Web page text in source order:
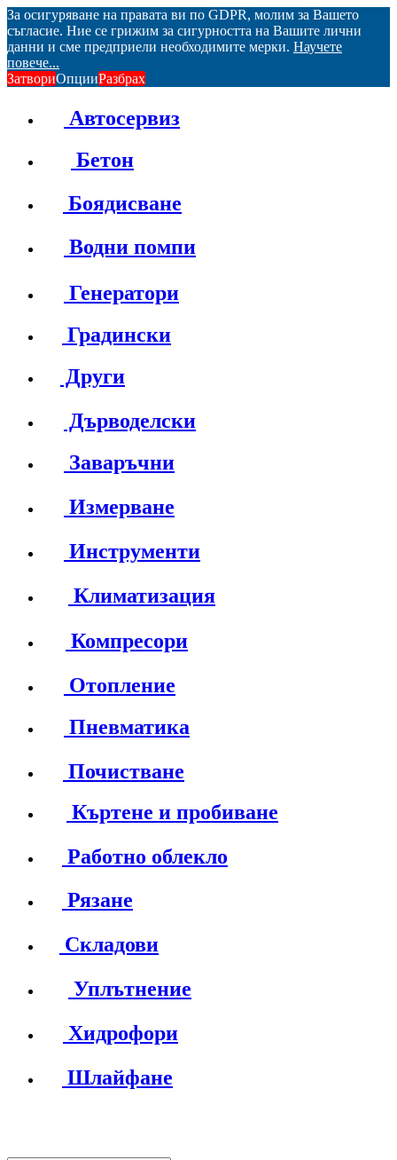
За осигуряване на правата ви по GDPR, молим за Вашето
съгласие. Ние се грижим за сигурността на Вашите лични
данни и сме предприели необходимите мерки. Научете
повече...
ЗатвориОпцииРазбрах
Автосервиз
Бетон
Боядисване
Водни помпи
Генератори
Градински
Други
Дърводелски
Заваръчни
Измерване
Инструменти
Климатизация
Компресори
Отопление
Пневматика
Почистване
Къртене и пробиване
Работно облекло
Рязане
Складови
Уплътнение
Хидрофори
Шлайфане